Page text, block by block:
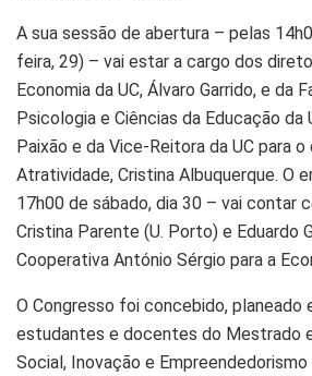
A sua sessão de abertura – pelas
feira, 29) – vai estar a cargo dos
Economia da UC, Álvaro Garrido, e da
Psicologia e Ciências da Educação da
Paixão e da Vice-Reitora da UC para o
Atratividade, Cristina Albuquerque. O
17h00 de sábado, dia 30 – vai contar
Cristina Parente (U. Porto) e Eduardo
Cooperativa António Sérgio para a
O Congresso foi concebido, planeado
estudantes e docentes do Mestrado
Social, Inovação e